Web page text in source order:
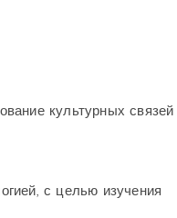
культурных связей
с целью изучения